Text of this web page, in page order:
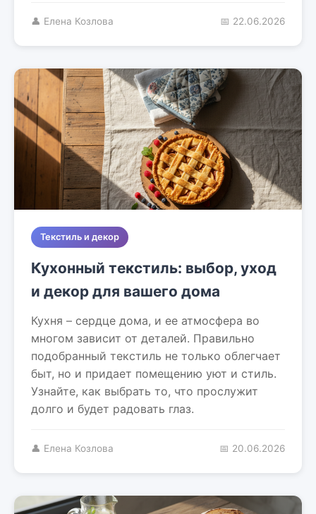
👤 Елена Козлова 📅 22.06.2026
Текстиль и декор
Кухонный текстиль: выбор, уход
и декор для вашего дома
Кухня – сердце дома, и ее атмосфера во
многом зависит от деталей. Правильно
подобранный текстиль не только облегчает
быт, но и придает помещению уют и стиль.
Узнайте, как выбрать то, что прослужит
долго и будет радовать глаз.
👤 Елена Козлова 📅 20.06.2026